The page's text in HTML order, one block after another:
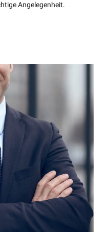
Angelegenheit.